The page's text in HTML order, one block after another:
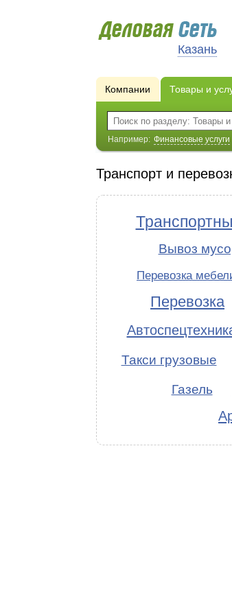
Казань
Компании Товары и
Например: Финансовые услуги
Транспорт и
Вывоз
Перевозка
Перевозка
Такси грузовые
Газель